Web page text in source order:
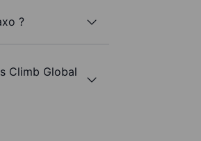
?
Climb Global